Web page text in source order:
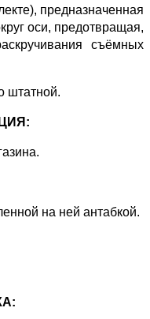
предназначенная
оси, предотвращая,
съёмных
штатной.
на ней антабкой.